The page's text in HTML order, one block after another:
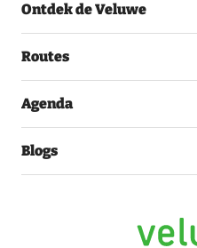
HET
Ontdek de Veluwe
Routes
Agenda
Blogs